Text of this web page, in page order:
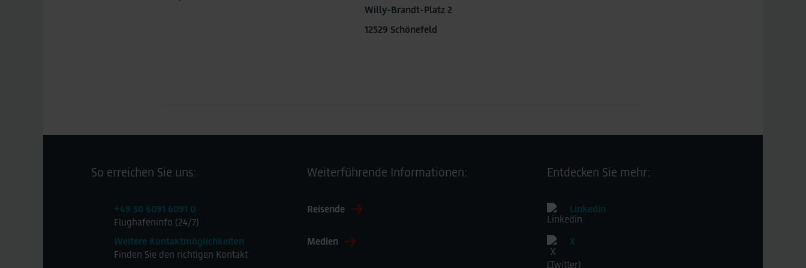
Willy-Brandt-Platz 2
12529 Schönefeld
So erreichen Sie uns:
+49 30 6091 6091 0
Flughafeninfo (24/7)
Weitere Kontaktmöglichkeiten
Finden Sie den richtigen Kontakt
Weiterführende Informationen:
Reisende
Medien
Entdecken Sie mehr:
Linkedin
X